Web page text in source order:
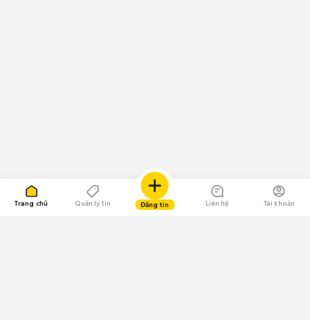
Trang chủ Quản lý tin Đăng tin Liên hệ Tài khoản